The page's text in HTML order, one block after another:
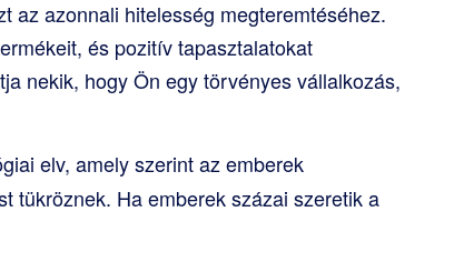
az azonnali hitelesség megteremtéséhez.
és pozitív tapasztalatokat
nekik, hogy Ön egy törvényes vállalkozás,
elv, amely szerint az emberek
tükröznek. Ha emberek százai szeretik a